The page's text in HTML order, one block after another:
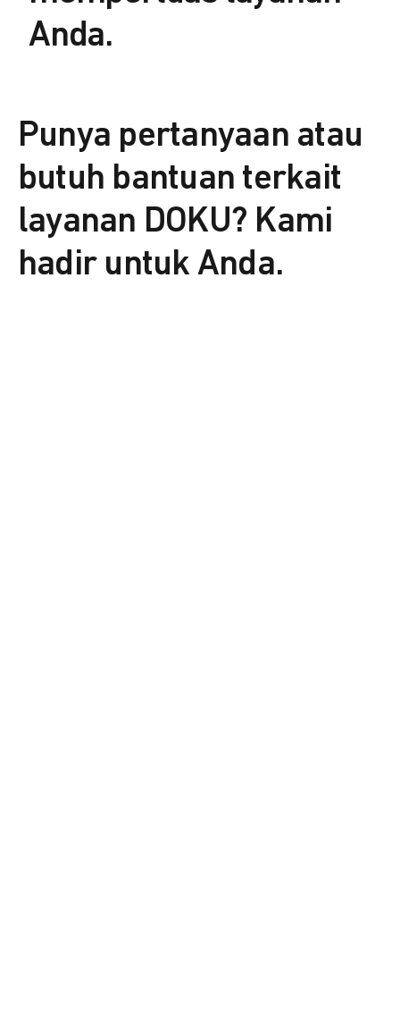
Anda.
Punya pertanyaan atau
butuh bantuan terkait
layanan DOKU? Kami
hadir untuk Anda.